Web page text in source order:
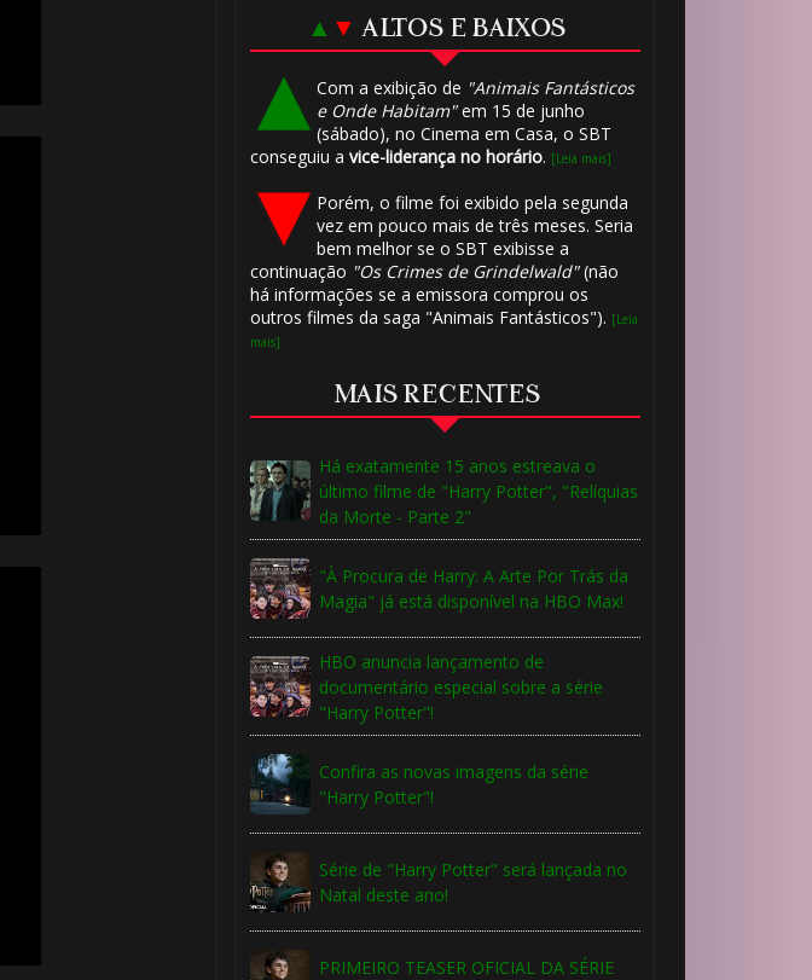
▲ ▼ ALTOS E BAIXOS
Com a exibição de "Animais Fantásticos
e Onde Habitam"em 15 de junho
(sábado), no Cinema em Casa, o SBT
conseguiu a vice-liderança no horário. [Leia mais]
Porém, o filme foi exibido pela segunda
vez em pouco mais de três meses. Seria
bem melhor se o SBT exibisse a
continuação "Os Crimes de Grindelwald"(não
há informações se a emissora comprou os
outros filmes da saga "Animais Fantásticos"). [Leia
mais]
MAIS RECENTES
Há exatamente 15 anos estreava o
último filme de "Harry Potter", "Relíquias
da Morte - Parte 2"
"À Procura de Harry: A Arte Por Trás da
Magia" já está disponível na HBO Max!
HBO anuncia lançamento de
documentário especial sobre a série
"Harry Potter"!
Confira as novas imagens da série
"Harry Potter"!
Série de "Harry Potter" será lançada no
Natal deste ano!
PRIMEIRO TEASER OFICIAL DA SÉRIE